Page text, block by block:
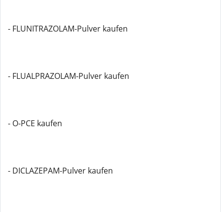
- FLUNITRAZOLAM-Pulver kaufen
- FLUALPRAZOLAM-Pulver kaufen
- O-PCE kaufen
- DICLAZEPAM-Pulver kaufen